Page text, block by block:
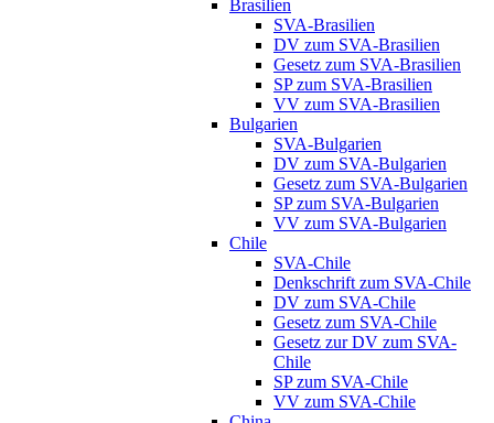
Brasilien
SVA-Brasilien
DV zum SVA-Brasilien
Gesetz zum SVA-Brasilien
SP zum SVA-Brasilien
VV zum SVA-Brasilien
Bulgarien
SVA-Bulgarien
DV zum SVA-Bulgarien
Gesetz zum SVA-Bulgarien
SP zum SVA-Bulgarien
VV zum SVA-Bulgarien
Chile
SVA-Chile
Denkschrift zum SVA-Chile
DV zum SVA-Chile
Gesetz zum SVA-Chile
Gesetz zur DV zum SVA-
Chile
SP zum SVA-Chile
VV zum SVA-Chile